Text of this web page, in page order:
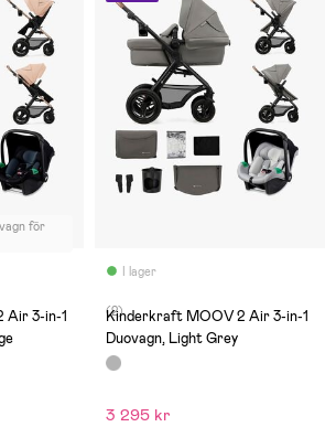
för
Air 3-in-1
I lager
(2)
Kinderkraft MOOV 2 Air 3-in-1
Duovagn, Light Grey
3 295 kr